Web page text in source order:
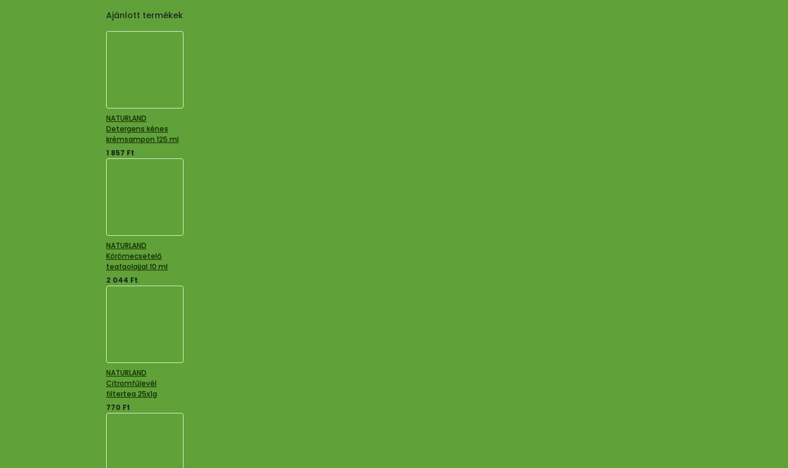
Ajánlott termékek
NATURLAND
Detergens kénes
krémsampon 125 ml
1 857 Ft
NATURLAND
Körömecsetelő
teafaolajjal 10 ml
2 044 Ft
NATURLAND
Citromfűlevél
filtertea 25x1g
770 Ft